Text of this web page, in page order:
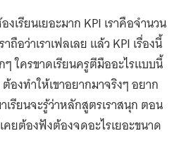
เรียนเยอะมาก KPI เราคือจำนวน
อว่าเราเฟลเลย แล้ว KPI เรื่องนี้
ใครขาดเรียนครูตีมืออะไรแบบนี้
องทำให้เขาอยากมาจริงๆ อยาก
รียนจะรู้ว่าหลักสูตรเราสนุก ตอน
คยต้องฟังต้องจดอะไรเยอะขนาด